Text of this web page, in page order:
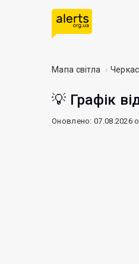
Мапа світла
💡 Графік
Оновлено: 07.08.2026